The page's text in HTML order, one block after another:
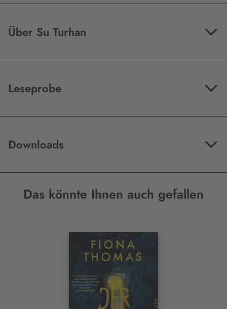
Über Su Turhan
Leseprobe
Downloads
Das könnte Ihnen auch gefallen